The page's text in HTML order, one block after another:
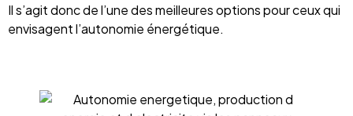
Il s’agit donc de l’une des meilleures options pour ceux qui
envisagent l’autonomie énergétique.